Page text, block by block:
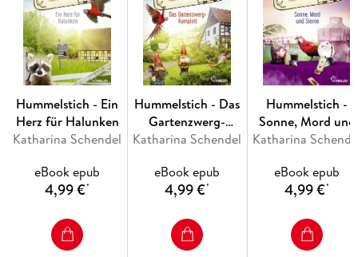
Zur Serie: In Hummelstich scheint die Welt noch in Ordnung
zu sein: Die Dächer der niedlichen Fachwerkhäuser funkeln
und glitzern unter strahlend blauem Himmel und die
Bewohner gehen emsig ihrem Tagewerk nach. Aber der
schöne Schein trügt - denn hinter der Bilderbuchfassade tun
sich mörderische Abgründe auf . . . Aber zum Glück ist die
energische Hobbydetektivin Bea von Maarstein vor Ort!
Zusammen mit ihrem persönlichkeitsgestörten Papagei Dr.
noch so verzwickten Fall.
eBooks von beTHRILLED - mörderisch gute Unterhaltung!
Hummelstich - Ein
Herz für Halunken
Katharina Schendel
eBook epub
4,99 €*
Hummelstich - Das
Gartenzwerg-
Komplott
Katharina Schendel
eBook epub
4,99 €*
Hummelstich -
Sonne, Mord und
Sterne
Katharina
eBook epub
4,99 €*